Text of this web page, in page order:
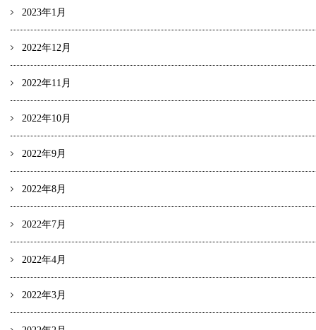
2023年1月
2022年12月
2022年11月
2022年10月
2022年9月
2022年8月
2022年7月
2022年4月
2022年3月